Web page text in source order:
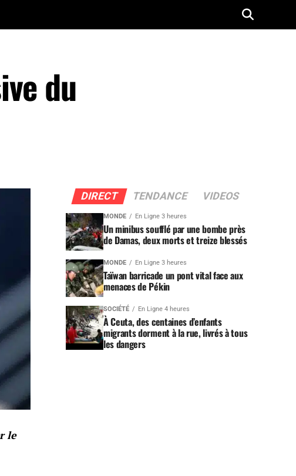
du
le
DIRECT TENDANCE VIDEOS
MONDE En Ligne 3 heures
Un minibus soufflé par une bombe près
de Damas, deux morts et treize blessés
MONDE En Ligne 3 heures
Taïwan barricade un pont vital face aux
menaces de Pékin
SOCIÉTÉ En Ligne 4 heures
À Ceuta, des centaines d’enfants
migrants dorment à la rue, livrés à tous
les dangers